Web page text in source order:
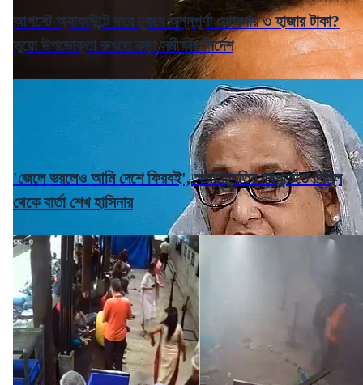
আগস্টে অ্যাকাউন্টে কবে ঢুকবে অন্নপূর্ণা যোজনার ৩ হাজার টাকা?
ভুয়ো উপভোক্তা রুখতে কড়া সমীক্ষার নির্দেশ
'জেলে ভরলেও আমি দেশে ফিরবই', ক্ষমতাচ্যুতির বর্ষপূর্তিতে দিল্লি
থেকে বার্তা শেখ হাসিনার